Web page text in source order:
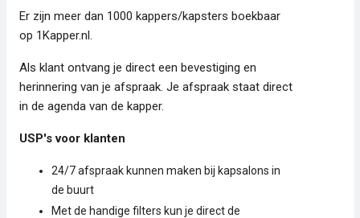
Er zijn meer dan 1000 kappers/kapsters boekbaar
op 1Kapper.nl.
Als klant ontvang je direct een bevestiging en
herinnering van je afspraak. Je afspraak staat direct
in de agenda van de kapper.
USP's voor klanten
24/7 afspraak kunnen maken bij kapsalons in
de buurt
Met de handige filters kun je direct de